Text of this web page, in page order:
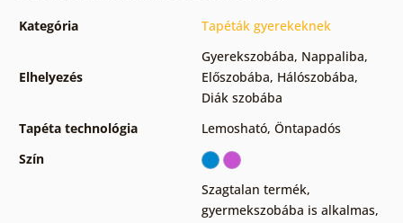
Kategória Tapéták gyerekeknek
Elhelyezés
Gyerekszobába, Nappaliba,
Előszobába, Hálószobába,
Diák szobába
Tapéta technológia
Lemosható, Öntapadós
Szín
Szagtalan termék,
gyermekszobába is alkalmas,